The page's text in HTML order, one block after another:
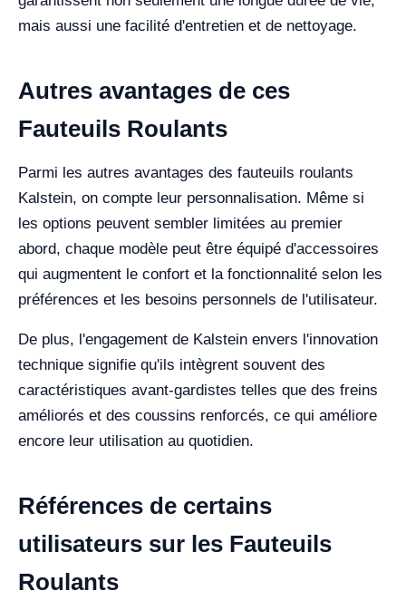
mais aussi une facilité d'entretien et de nettoyage.
Autres avantages de ces
Fauteuils Roulants
Parmi les autres avantages des fauteuils roulants
Kalstein, on compte leur personnalisation. Même si
les options peuvent sembler limitées au premier
abord, chaque modèle peut être équipé d'accessoires
qui augmentent le confort et la fonctionnalité selon les
préférences et les besoins personnels de l'utilisateur.
De plus, l'engagement de Kalstein envers l'innovation
technique signifie qu'ils intègrent souvent des
caractéristiques avant-gardistes telles que des freins
améliorés et des coussins renforcés, ce qui améliore
encore leur utilisation au quotidien.
Références de certains
utilisateurs sur les Fauteuils
Roulants